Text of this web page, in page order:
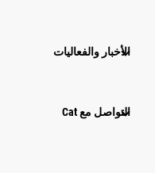
الأخبار والفعاليات
التواصل مع Cat